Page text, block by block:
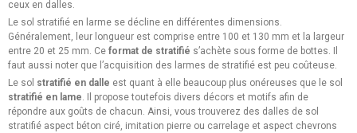
ceux en dalles.
Le sol stratifié en larme se décline en différentes dimensions.
Généralement, leur longueur est comprise entre 100 et 130 mm et la largeur
entre 20 et 25 mm. Ce format de stratifié s’achète sous forme de bottes. Il
faut aussi noter que l’acquisition des larmes de stratifié est peu coûteuse.
Le sol stratifié en dalle est quant à elle beaucoup plus onéreuses que le sol
stratifié en lame . Il propose toutefois divers décors et motifs afin de
répondre aux goûts de chacun. Ainsi, vous trouverez des dalles de sol
stratifié aspect béton ciré, imitation pierre ou carrelage et aspect chevrons